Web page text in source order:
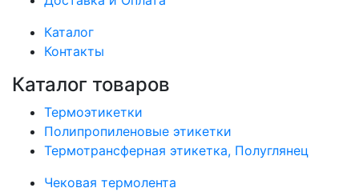
Каталог
Контакты
Каталог товаров
Термоэтикетки
Полипропиленовые этикетки
Термотрансферная этикетка, Полуглянец
Чековая термолента